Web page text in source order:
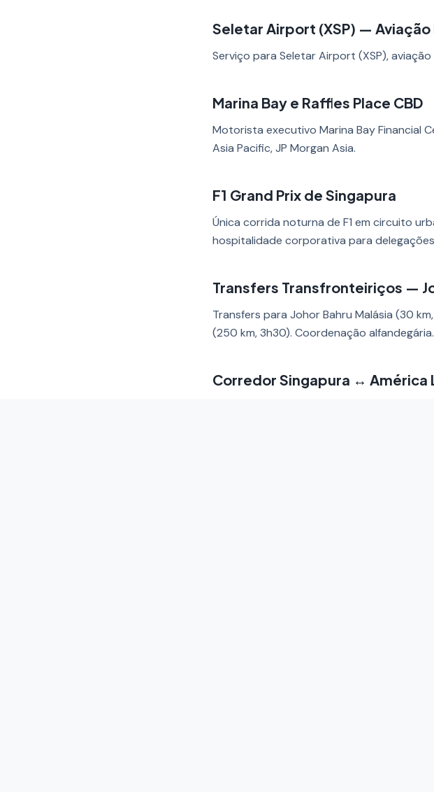
Seletar Airport (XSP) — Aviação
Serviço para Seletar Airport (XSP),
Marina Bay e Raffles Place CBD
Motorista executivo Marina Bay Financial
Asia Pacific, JP Morgan Asia.
F1 Grand Prix de Singapura
Única corrida noturna de F1 em circuito
hospitalidade corporativa para delegações
Transfers Transfronteiriços —
Transfers para Johor Bahru Malásia (30
(250 km, 3h30). Coordenação alfandegária.
Corredor Singapura ↔ América